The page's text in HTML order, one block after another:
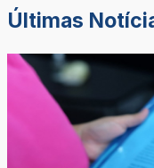
Últimas